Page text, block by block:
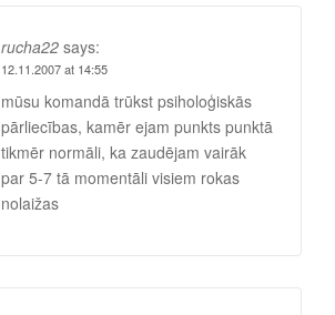
rucha22 says:
12.11.2007 at 14:55
mūsu komandā trūkst psiholoģiskās
pārliecības, kamēr ejam punkts punktā
tikmēr normāli, ka zaudējam vairāk
par 5-7 tā momentāli visiem rokas
nolaižas